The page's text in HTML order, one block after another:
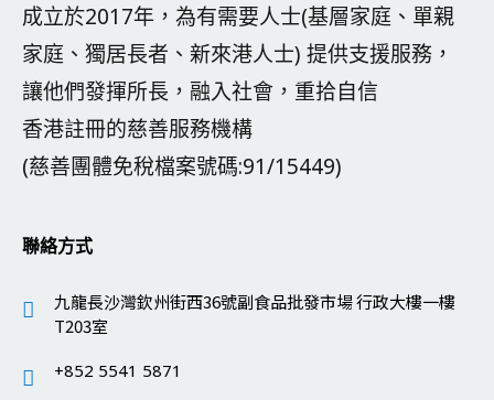
成立於2017年，為有需要人士(基層家庭、單親
家庭、獨居長者、新來港人士) 提供支援服務，
讓他們發揮所長，融入社會，重拾自信
香港註冊的慈善服務機構
(慈善團體免稅檔案號碼:91/15449)
聯絡方式
九龍長沙灣欽州街西36號副食品批發市場 行政大樓一樓
T203室
+852 5541 5871